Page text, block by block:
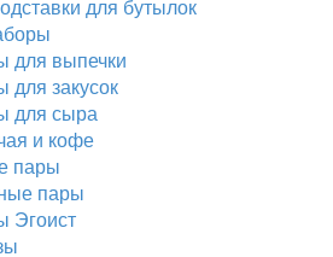
для бутылок
для выпечки
для закусок
для сыра
и кофе
пары
пары
Эгоист